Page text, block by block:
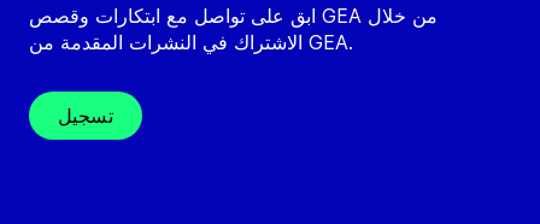
ابق على تواصل مع ابتكارات وقصص GEA من خلال
الاشتراك في النشرات المقدمة من GEA.
تسجيل